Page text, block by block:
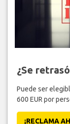
¿Se
Puede ser
600 EUR por
¡RECLAMA